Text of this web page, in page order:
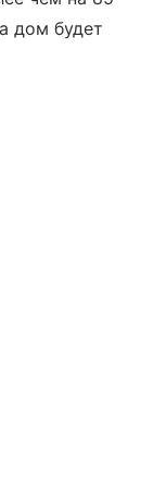
дом будет